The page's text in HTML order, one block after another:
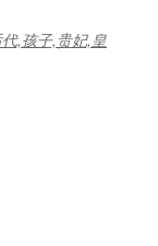
,孩子,贵妃,皇